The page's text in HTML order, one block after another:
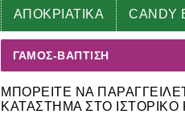
ΑΠΟΚΡΙΑΤΙΚΑ CANDY
ΓΑΜΟΣ-ΒΑΠΤΙΣΗ
ΜΠΟΡΕΙΤΕ ΝΑ
ΚΑΤΑΣΤΗΜΑ ΣΤΟ